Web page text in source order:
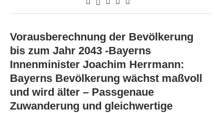
Vorausberechnung der Bevölkerung
bis zum Jahr 2043 -Bayerns
Innenminister Joachim Herrmann:
Bayerns Bevölkerung wächst maßvoll
und wird älter – Passgenaue
Zuwanderung und gleichwertige